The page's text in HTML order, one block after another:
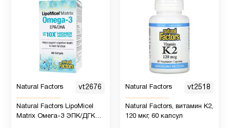
Natural Factors vt2676
Natural Factors LipoMicel
Matrix Омега-3 ЭПК/ДГК
Natural Factors vt2518
Natural Factors, витамин K2,
120 мкг, 60 капсул